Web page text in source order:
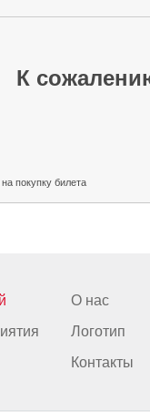
К
покупку билета
О нас
Логотип
Контакты